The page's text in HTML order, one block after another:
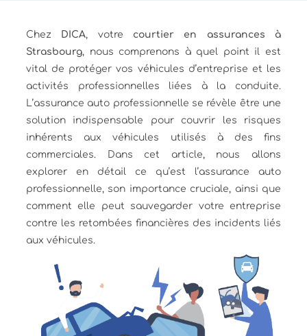
Chez DICA, votre courtier en assurances à
Strasbourg, nous comprenons à quel point il est
vital de protéger vos véhicules d’entreprise et les
activités professionnelles liées à la conduite.
L’assurance auto professionnelle se révèle être une
solution indispensable pour couvrir les risques
inhérents aux véhicules utilisés à des fins
commerciales. Dans cet article, nous allons
explorer en détail ce qu’est l’assurance auto
professionnelle, son importance cruciale, ainsi que
comment elle peut sauvegarder votre entreprise
contre les retombées financières des incidents liés
aux véhicules.